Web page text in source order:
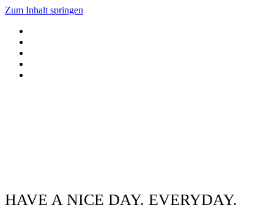
Zum Inhalt springen
HAVE A NICE DAY. EVERYDAY.